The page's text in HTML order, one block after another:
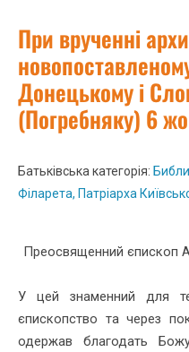
При врученні
Донецькому і
(Погребняку) 6
Батьківська категорія:
Філарета, Патріарха
Преосвященний єпископ
У цей знаменний для
єпископство та через
одержав благодать